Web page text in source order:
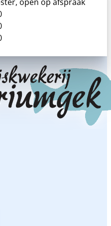
open op afspraak